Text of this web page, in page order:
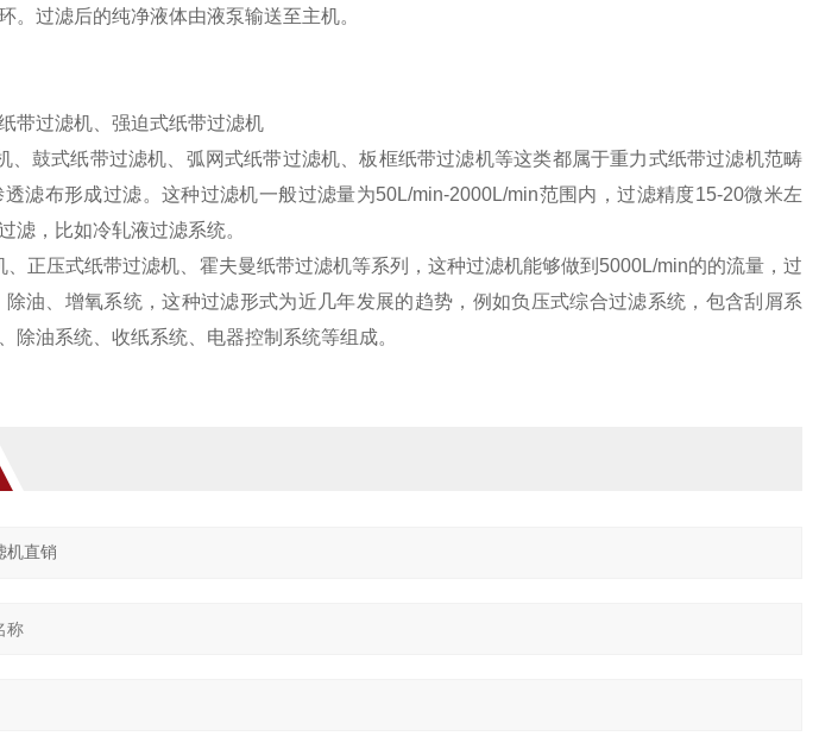
。过滤后的纯净液体由液泵输送至主机。
带过滤机、强迫式纸带过滤机
、鼓式纸带过滤机、弧网式纸带过滤机、板框纸带过滤机等这类都属于重力式纸带过滤机范畴
滤布形成过滤。这种过滤机一般过滤量为50L/min-2000L/min范围内，过滤精度15-20微米左
滤，比如冷轧液过滤系统。
正压式纸带过滤机、霍夫曼纸带过滤机等系列，这种过滤机能够做到5000L/min的的流量，过
油、增氧系统，这种过滤形式为近几年发展的趋势，例如负压式综合过滤系统，包含刮屑系
除油系统、收纸系统、电器控制系统等组成。